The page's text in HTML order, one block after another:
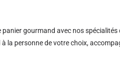
gourmand avec nos spécialités
la personne de votre choix,